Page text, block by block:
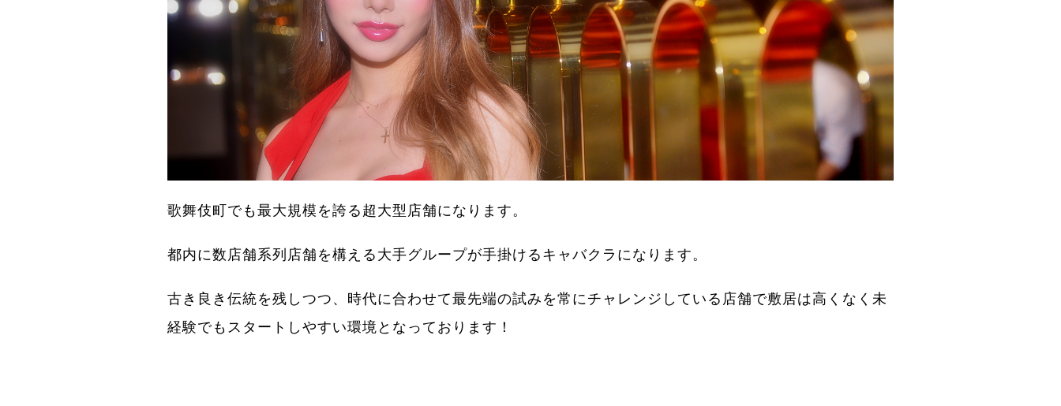
歌舞伎町でも最大規模を誇る超大型店舗になります。
都内に数店舗系列店舗を構える大手グループが手掛けるキャバクラになります。
古き良き伝統を残しつつ、時代に合わせて最先端の試みを常にチャレンジしている店舗で敷居は高くなく未
経験でもスタートしやすい環境となっております！